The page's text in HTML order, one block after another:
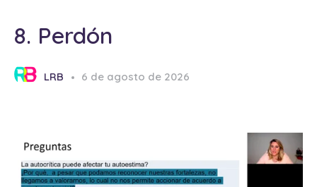
8. Perdón
LRB 6 de agosto de 2026